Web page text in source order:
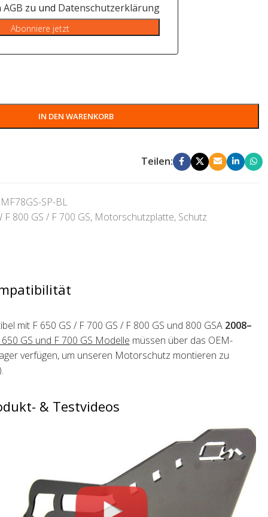
AGB zu und Datenschutzerklärung
Abonniere jetzt
IN DEN WARENKORB
Teilen:
SP-BL
F 800 GS / F 700 GS, Motorschutzplatte, Schutz
mit F 650 GS / F 700 GS / F 800 GS und 800 GSA 2008–
GS und F 700 GS Modelle müssen über das OEM-
verfügen, um unseren Motorschutz montieren zu
& Testvideos